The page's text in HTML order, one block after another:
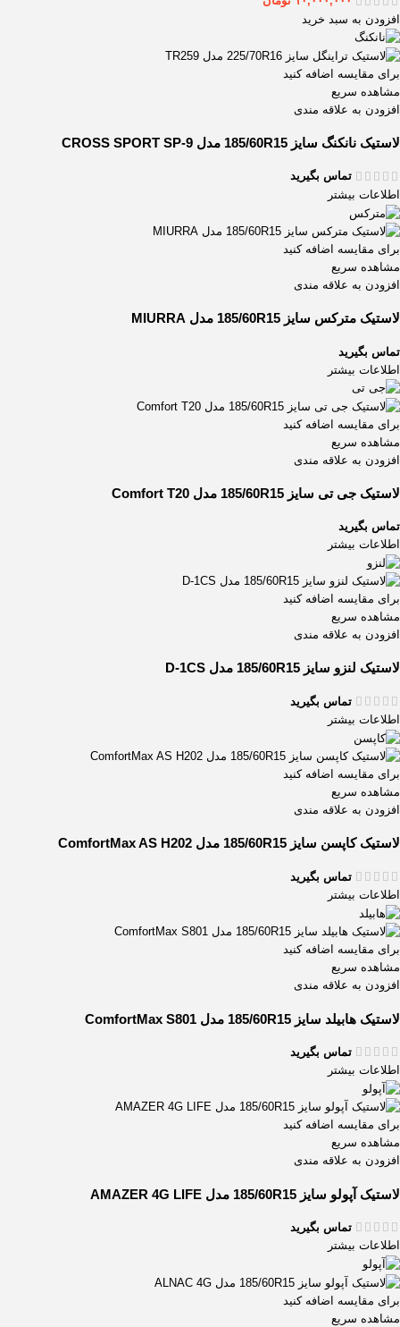
افزودن به سبد خرید
برای مقایسه اضافه کنید
مشاهده سریع
افزودن به علاقه مندی
لاستیک نانکنگ سایز 185/60R15 مدل CROSS SPORT SP-9
تماس بگیرید
اطلاعات بیشتر
برای مقایسه اضافه کنید
مشاهده سریع
افزودن به علاقه مندی
لاستیک مترکس سایز 185/60R15 مدل MIURRA
تماس بگیرید
اطلاعات بیشتر
برای مقایسه اضافه کنید
مشاهده سریع
افزودن به علاقه مندی
لاستیک جی تی سایز 185/60R15 مدل Comfort T20
تماس بگیرید
اطلاعات بیشتر
برای مقایسه اضافه کنید
مشاهده سریع
افزودن به علاقه مندی
لاستیک لنزو سایز 185/60R15 مدل D-1CS
تماس بگیرید
اطلاعات بیشتر
برای مقایسه اضافه کنید
مشاهده سریع
افزودن به علاقه مندی
لاستیک کاپسن سایز 185/60R15 مدل ComfortMax AS H202
تماس بگیرید
اطلاعات بیشتر
برای مقایسه اضافه کنید
مشاهده سریع
افزودن به علاقه مندی
لاستیک هابیلد سایز 185/60R15 مدل ComfortMax S801
تماس بگیرید
اطلاعات بیشتر
برای مقایسه اضافه کنید
مشاهده سریع
افزودن به علاقه مندی
لاستیک آپولو سایز 185/60R15 مدل AMAZER 4G LIFE
تماس بگیرید
اطلاعات بیشتر
برای مقایسه اضافه کنید
مشاهده سریع